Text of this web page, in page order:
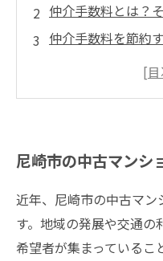
仲介手数料とは？
仲介手数料を節約
成功する中古マン
尼崎市の中古マンシ
近年、尼崎市の中古マ
す。地域の発展や交通の
希望者が集まっているこ